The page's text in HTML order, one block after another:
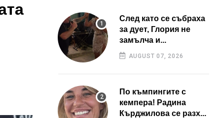
След като се събраха
за дует, Глория не
замълча и...
AUGUST 07, 2026
По къмпингите с
кемпера! Радина
Кърджилова се разх...